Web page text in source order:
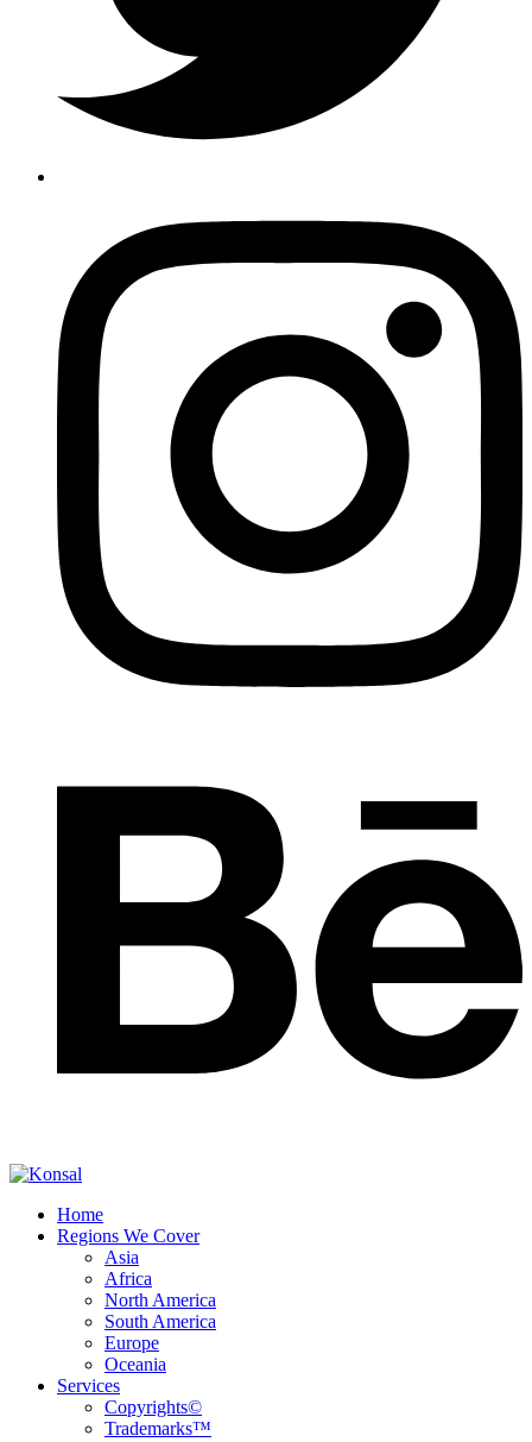
Home
Regions We Cover
Asia
Africa
North America
South America
Europe
Oceania
Services
Copyrights©
Trademarks™